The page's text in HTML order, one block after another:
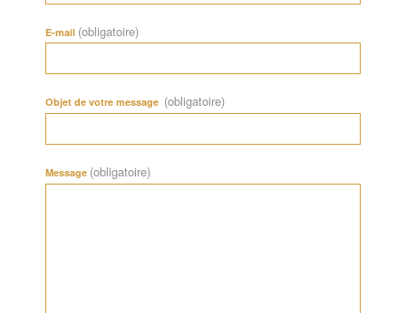
E-mail (obligatoire)
Objet de votre message (obligatoire)
Message (obligatoire)